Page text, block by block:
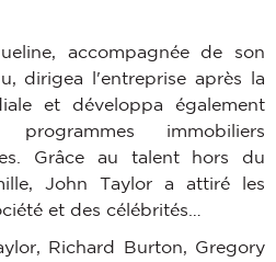
accompagnée de son
dirigea l'entreprise après la
et développa également
immobiliers
Grâce au talent hors du
John Taylor a attiré les
et des célébrités…
Richard Burton, Gregory